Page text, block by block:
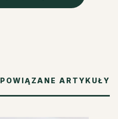
POWIĄZANE ARTYKUŁY